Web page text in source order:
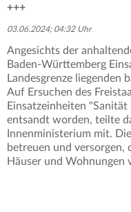
+++
03.06.2024; 04:32 Uhr
Angesichts der
Baden-Württemberg
Landesgrenze liegenden
Auf Ersuchen des
Einsatzeinheiten
entsandt worden, teilte
Innenministerium mit.
betreuen und versorgen,
Häuser und Wohnungen